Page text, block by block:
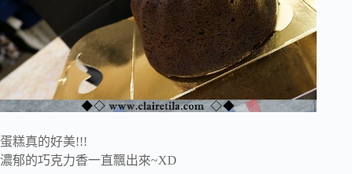
蛋糕真的好美!!!
濃郁的巧克力香一直飄出來~XD